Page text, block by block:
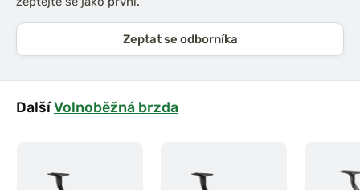
Zeptat se odborníka
DalšíVolnoběžná brzda